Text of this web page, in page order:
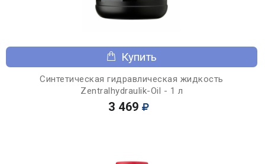
Купить
Синтетическая гидравлическая жидкость
Zentralhydraulik-Oil - 1 л
3 469